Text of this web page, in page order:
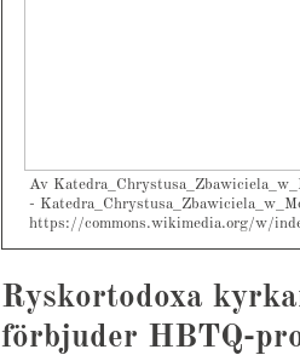
Av
-
https://commons.wikimedia.org/w/
Ryskortodoxa
förbjuder HBTQ-